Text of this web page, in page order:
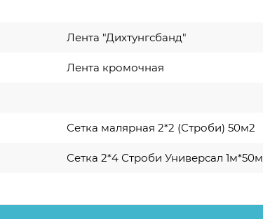
Лента "Дихтунгсбанд"
Лента кромочная
Сетка малярная 2*2 (Строби) 50м2
Сетка 2*4 Строби Универсал 1м*50м